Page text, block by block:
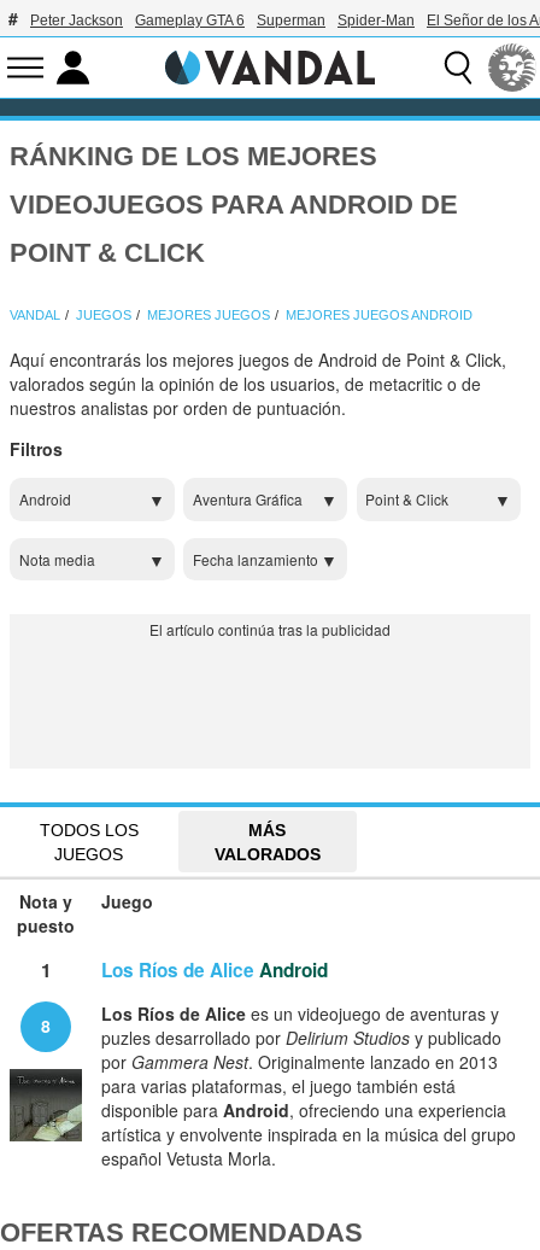
Peter Jackson Gameplay GTA 6 Superman Spider-Man El Señor de los
RÁNKING DE LOS MEJORES
VIDEOJUEGOS PARA ANDROID DE
POINT & CLICK
VANDAL JUEGOS MEJORES JUEGOS MEJORES JUEGOS ANDROID
Aquí encontrarás los mejores juegos de Android de Point & Click,
valorados según la opinión de los usuarios, de metacritic o de
nuestros analistas por orden de puntuación.
Filtros
Android Aventura Gráfica Point & Click
Nota media Fecha lanzamiento
TODOS LOS
JUEGOS
MÁS
VALORADOS
Nota y
puesto
Juego
1 Los Ríos de Alice Android
8 Los Ríos de Alice es un videojuego de aventuras y
puzles desarrollado por Delirium Studios y publicado
por Gammera Nest. Originalmente lanzado en 2013
para varias plataformas, el juego también está
disponible para Android, ofreciendo una experiencia
artística y envolvente inspirada en la música del grupo
español Vetusta Morla.
OFERTAS RECOMENDADAS